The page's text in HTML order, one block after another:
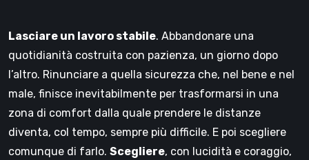
Lasciare un lavoro stabile. Abbandonare una
quotidianità costruita con pazienza, un giorno dopo
l’altro. Rinunciare a quella sicurezza che, nel bene e nel
male, finisce inevitabilmente per trasformarsi in una
zona di comfort dalla quale prendere le distanze
diventa, col tempo, sempre più difficile. E poi scegliere
comunque di farlo. Scegliere, con lucidità e coraggio,